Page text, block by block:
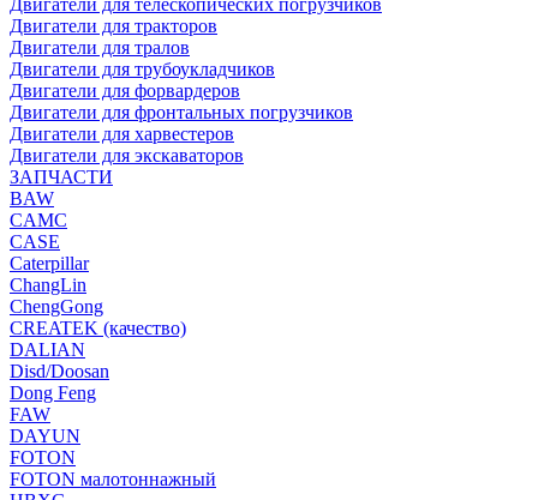
Двигатели для телескопических погрузчиков
Двигатели для тракторов
Двигатели для тралов
Двигатели для трубоукладчиков
Двигатели для форвардеров
Двигатели для фронтальных погрузчиков
Двигатели для харвестеров
Двигатели для экскаваторов
ЗАПЧАСТИ
BAW
CAMC
CASE
Caterpillar
ChangLin
ChengGong
CREATEK (качество)
DALIAN
Disd/Doosan
Dong Feng
FAW
DAYUN
FOTON
FOTON малотоннажный